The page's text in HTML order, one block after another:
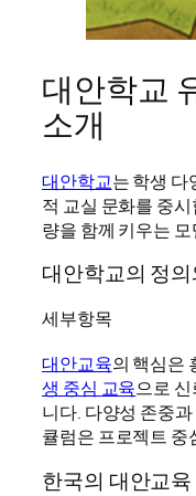
대안학교
소개
대안학교는 학생 다
적 교실 문화를 중
량을 함께 키우는
대안학교의 정
세부항목
대안교육의 핵심은
생 중심 교육으로
니다. 다양성 존중
큘럼은 프로젝트
한국의 대안교